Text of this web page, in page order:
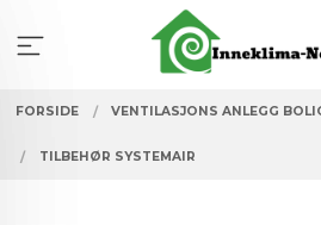
innholdet
FORSIDE VENTILASJONS ANLEGG
TILBEHØR SYSTEMAIR